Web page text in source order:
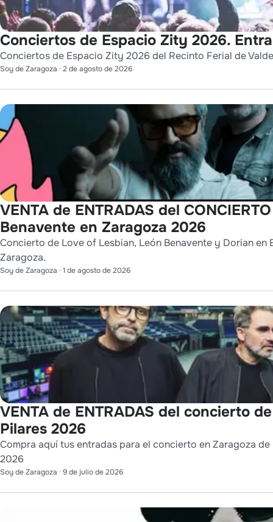
Conciertos de Espacio Zity 2026.
Conciertos de Espacio Zity 2026 del Recinto Ferial de
Soy de Zaragoza · 2 de agosto de 2026
VENTA de ENTRADAS del
Benavente en Zaragoza 2026
Concierto de Love of Lesbian, León Benavente y Dorian
Zaragoza.
Soy de Zaragoza · 1 de agosto de 2026
VENTA de ENTRADAS del concierto
Pilares 2026
Compra aquí tus entradas para el concierto en Zaragoza
2026
Soy de Zaragoza · 9 de julio de 2026